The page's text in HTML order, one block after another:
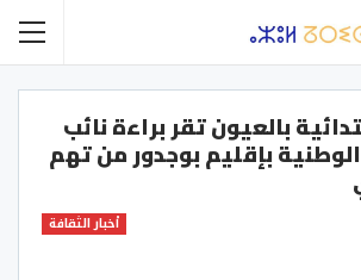
بالعيون تقر براءة نائب
الوطنية بإقليم بوجدور من تهم
أخبار الثقافة